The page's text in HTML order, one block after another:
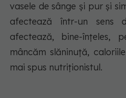
vasele de sânge și pur și
afectează într-un sens
afectează, bine-înțeles,
mâncăm slăninuță,
mai spus nutriționistul.